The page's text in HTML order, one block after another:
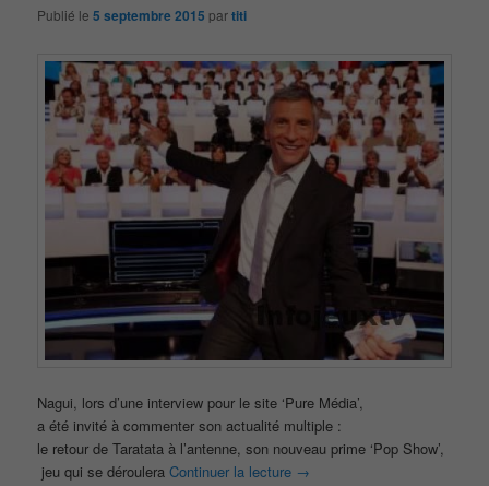
Publié le5 septembre 2015 partiti
Nagui, lors d’une interview pour le site ‘Pure Média’,
a été invité à commenter son actualité multiple :
le retour de Taratata à l’antenne, son nouveau prime ‘Pop Show’,
jeu qui se dérouleraContinuer la lecture →